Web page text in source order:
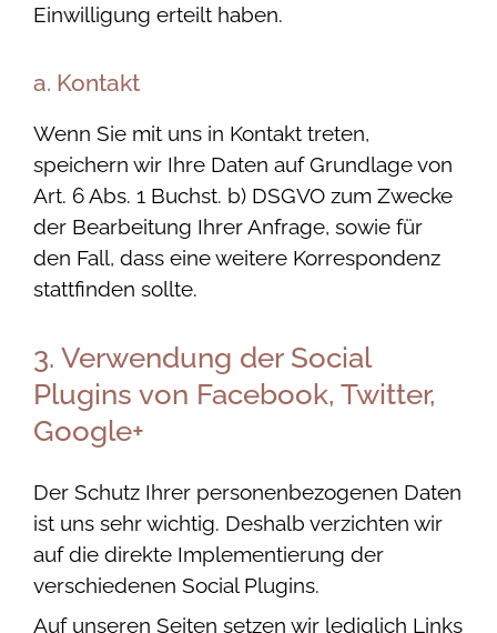
Einwilligung erteilt haben.
a. Kontakt
Wenn Sie mit uns in Kontakt treten,
speichern wir Ihre Daten auf Grundlage von
Art. 6 Abs. 1 Buchst. b) DSGVO zum Zwecke
der Bearbeitung Ihrer Anfrage, sowie für
den Fall, dass eine weitere Korrespondenz
stattfinden sollte.
3. Verwendung der Social
Plugins von Facebook, Twitter,
Google+
Der Schutz Ihrer personenbezogenen Daten
ist uns sehr wichtig. Deshalb verzichten wir
auf die direkte Implementierung der
verschiedenen Social Plugins.
Auf unseren Seiten setzen wir lediglich Links